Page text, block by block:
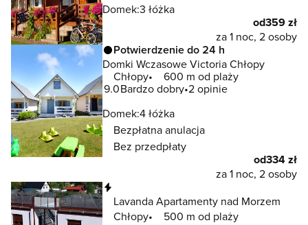
Domek:3 łóżka
od359 zł
za 1 noc, 2 osoby
Potwierdzenie do 24 h
Domki Wczasowe Victoria Chłopy
Chłopy
600 m od plaży
9.0Bardzo dobry 2 opinie
Domek:4 łóżka
Bezpłatna anulacja
Bez przedpłaty
od334 zł
za 1 noc, 2 osoby
Lavanda Apartamenty nad Morzem
Chłopy
500 m od plaży